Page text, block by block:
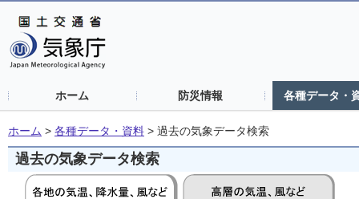
ホーム 防災情報 各種データ・
ホーム > 各種データ・資料 > 過去の気象データ検索
過去の気象データ検索